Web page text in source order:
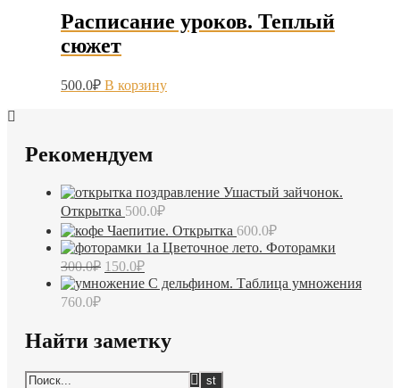
Расписание уроков. Теплый
сюжет
500.0₽ В корзину
Рекомендуем
Ушастый зайчонок.
Открытка 500.0₽
Чаепитие. Открытка 600.0₽
Цветочное лето. Фоторамки
300.0₽ Первоначальная
цена
составляла
150.0₽Текущая
цена:
С дельфином. Таблица умножения
760.0₽
Найти заметку